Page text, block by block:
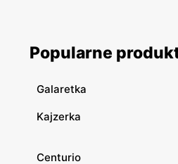
Popularne
Galaretka
Kajzerka
Centurio